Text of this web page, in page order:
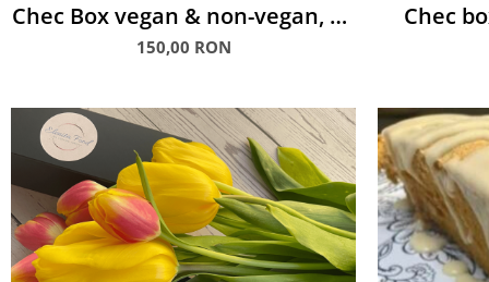
Chec Box vegan & non-vegan, cu
macarons și căpșuni glasate
150,00 RON
Chec